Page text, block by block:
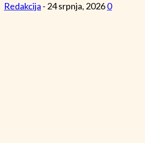
Redakcija - 24 srpnja, 20260